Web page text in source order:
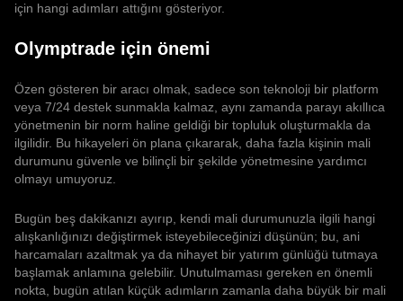
için hangi adımları attığını gösteriyor.
Olymptrade için önemi
Özen gösteren bir aracı olmak, sadece son teknoloji bir platform
veya 7/24 destek sunmakla kalmaz, aynı zamanda parayı akıllıca
yönetmenin bir norm haline geldiği bir topluluk oluşturmakla da
ilgilidir. Bu hikayeleri ön plana çıkararak, daha fazla kişinin mali
durumunu güvenle ve bilinçli bir şekilde yönetmesine yardımcı
olmayı umuyoruz.
Bugün beş dakikanızı ayırıp, kendi mali durumunuzla ilgili hangi
alışkanlığınızı değiştirmek isteyebileceğinizi düşünün; bu, ani
harcamaları azaltmak ya da nihayet bir yatırım günlüğü tutmaya
başlamak anlamına gelebilir. Unutulmaması gereken en önemli
nokta, bugün atılan küçük adımların zamanla daha büyük bir mali